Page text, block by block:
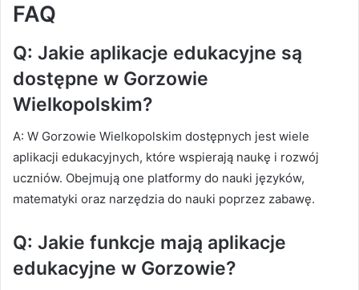
FAQ
Q: Jakie aplikacje edukacyjne są
dostępne w Gorzowie
Wielkopolskim?
A: W Gorzowie Wielkopolskim dostępnych jest wiele
aplikacji edukacyjnych, które wspierają naukę i rozwój
uczniów. Obejmują one platformy do nauki języków,
matematyki oraz narzędzia do nauki poprzez zabawę.
Q: Jakie funkcje mają aplikacje
edukacyjne w Gorzowie?